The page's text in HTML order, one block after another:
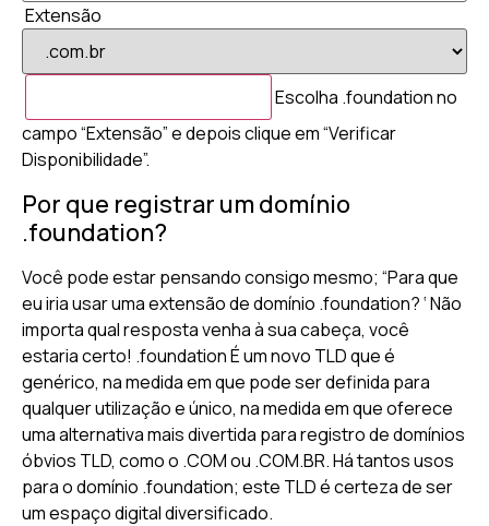
Extensão
Escolha .foundation no
campo “Extensão” e depois clique em “Verificar
Disponibilidade”.
Por que registrar um domínio
.foundation?
Você pode estar pensando consigo mesmo; “Para que
eu iria usar uma extensão de domínio .foundation? ‘ Não
importa qual resposta venha à sua cabeça, você
estaria certo! .foundation É um novo TLD que é
genérico, na medida em que pode ser definida para
qualquer utilização e único, na medida em que oferece
uma alternativa mais divertida para registro de domínios
óbvios TLD, como o .COM ou .COM.BR. Há tantos usos
para o domínio .foundation; este TLD é certeza de ser
um espaço digital diversificado.